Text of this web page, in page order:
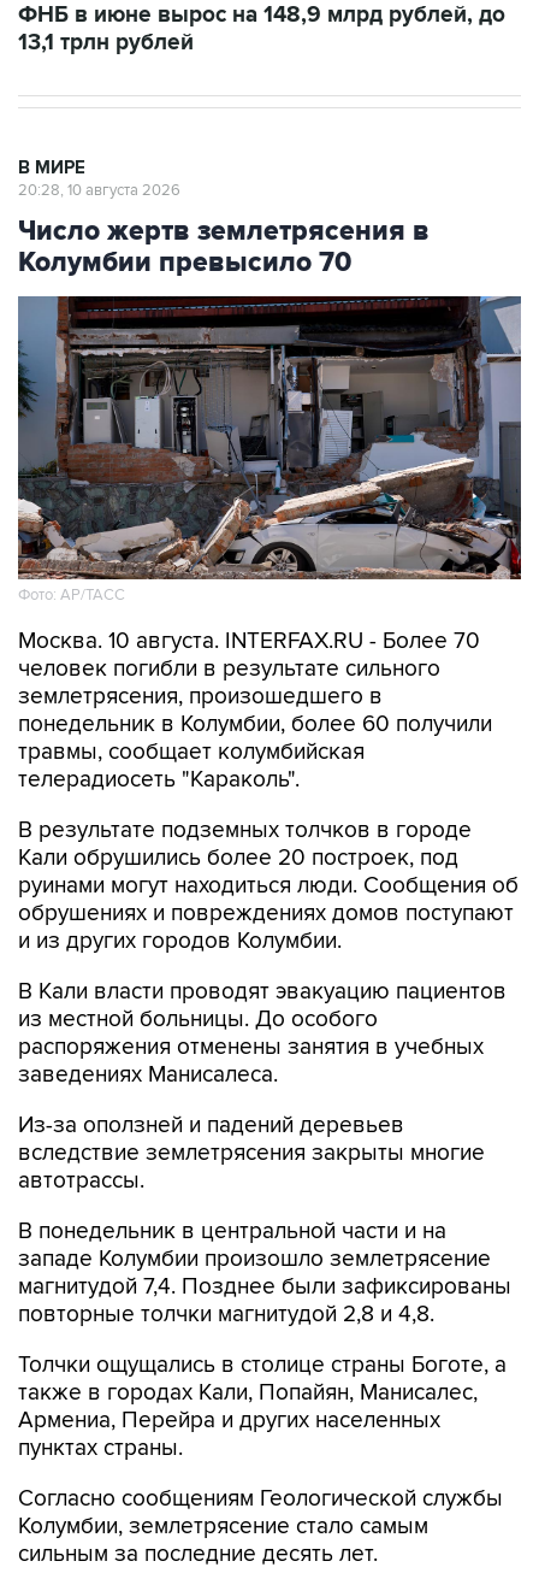
ФНБ в июне вырос на 148,9 млрд рублей, до
13,1 трлн рублей
В МИРЕ
20:28, 10 августа 2026
Число жертв землетрясения в
Колумбии превысило 70
Фото: АР/ТАСС
Москва. 10 августа. INTERFAX.RU - Более 70
человек погибли в результате сильного
землетрясения, произошедшего в
понедельник в Колумбии, более 60 получили
травмы, сообщает колумбийская
телерадиосеть "Караколь".
В результате подземных толчков в городе
Кали обрушились более 20 построек, под
руинами могут находиться люди. Сообщения об
обрушениях и повреждениях домов поступают
и из других городов Колумбии.
В Кали власти проводят эвакуацию пациентов
из местной больницы. До особого
распоряжения отменены занятия в учебных
заведениях Манисалеса.
Из-за оползней и падений деревьев
вследствие землетрясения закрыты многие
автотрассы.
В понедельник в центральной части и на
западе Колумбии произошло землетрясение
магнитудой 7,4. Позднее были зафиксированы
повторные толчки магнитудой 2,8 и 4,8.
Толчки ощущались в столице страны Боготе, а
также в городах Кали, Попайян, Манисалес,
Армениа, Перейра и других населенных
пунктах страны.
Согласно сообщениям Геологической службы
Колумбии, землетрясение стало самым
сильным за последние десять лет.